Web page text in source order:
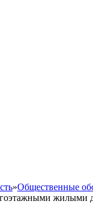
»Общественные